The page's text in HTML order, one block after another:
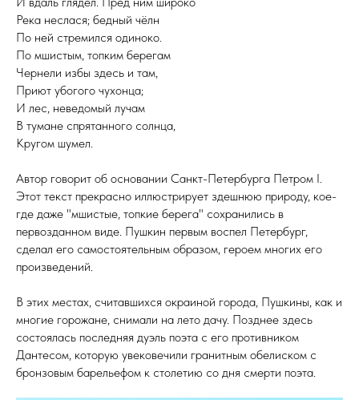
Река неслася; бедный чёлн
По ней стремился одиноко.
По мшистым, топким берегам
Чернели избы здесь и там,
Приют убогого чухонца;
И лес, неведомый лучам
В тумане спрятанного солнца,
Кругом шумел.
Автор говорит об основании Санкт-Петербурга Петром I.
Этот текст прекрасно иллюстрирует здешнюю природу, кое-
где даже "мшистые, топкие берега" сохранились в
первозданном виде. Пушкин первым воспел Петербург,
сделал его самостоятельным образом, героем многих его
произведений.
В этих местах, считавшихся окраиной города, Пушкины, как и
многие горожане, снимали на лето дачу. Позднее здесь
состоялась последняя дуэль поэта с его противником
Дантесом, которую увековечили гранитным обелиском с
бронзовым барельефом к столетию со дня смерти поэта.